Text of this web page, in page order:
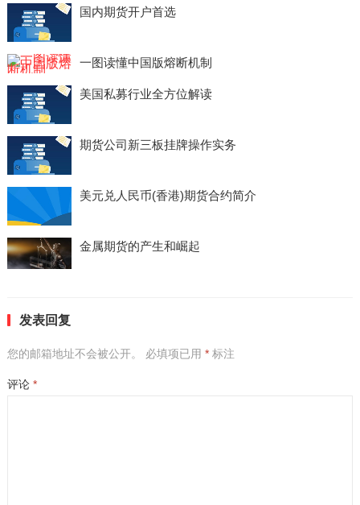
国内期货开户首选
一图读懂中国版熔断机制
美国私募行业全方位解读
期货公司新三板挂牌操作实务
美元兑人民币(香港)期货合约简介
金属期货的产生和崛起
发表回复
您的邮箱地址不会被公开。 必填项已用 *标注
评论 *